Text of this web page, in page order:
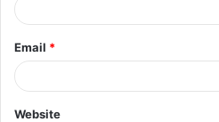
Email *
Website